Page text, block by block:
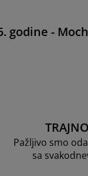
godine -
Pažljivo smo
sa